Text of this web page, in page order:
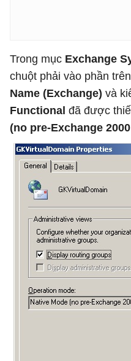
Trong mục Exchange
chuột phải vào phần
Name (Exchange) và
Functional đã được
(no pre-Exchange